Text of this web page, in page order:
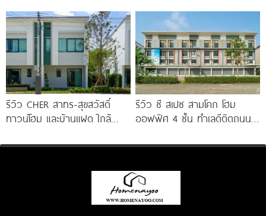
ลอย* ทำเลดี
Clubhouse วิวทะเลสาบ
รีวิว CHER สาทร-สุขสวัสดิ์
ทาวน์โฮม และบ้านแฝด ใกล้
ใต้ สถานีแยกประชาอุทิศ เริ่ม
รีวิว ซี สเปซ สามโคก โฮม
ออฟฟิศ 4 ชั้น ทำเลดีติดถนน